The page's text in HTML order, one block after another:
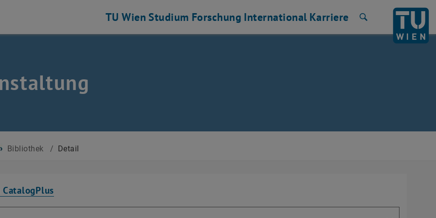
TU Wien Studium Forschung International Karriere
Bibliothek / Detail
CatalogPlus